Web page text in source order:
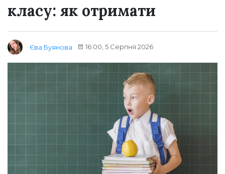
класу: як отримати
Єва Буянова 16:00, 5 Серпня 2026